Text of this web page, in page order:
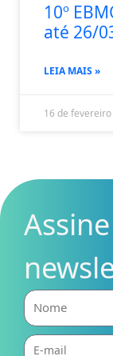
10º
até 26/
LEIA MAIS »
16 de
Nome
E-